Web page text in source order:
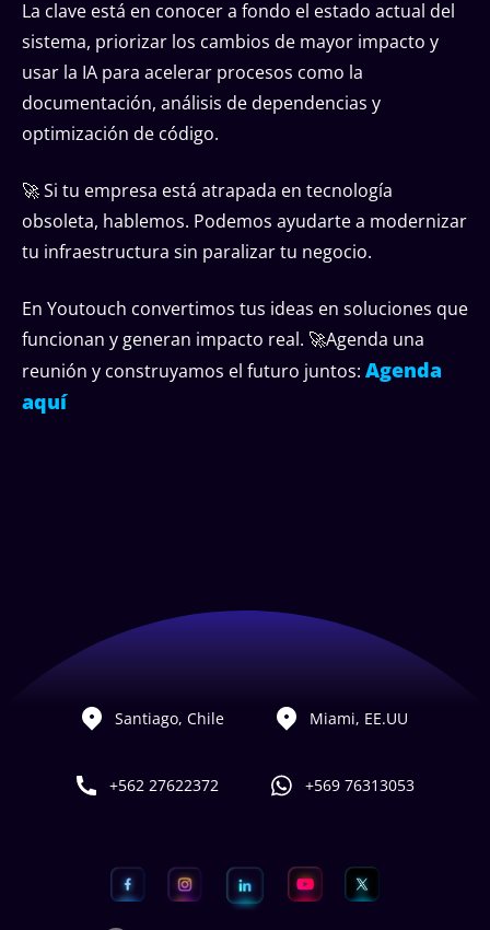
La clave está en conocer a fondo el estado actual del
sistema, priorizar los cambios de mayor impacto y
usar la IA para acelerar procesos como la
documentación, análisis de dependencias y
optimización de código.
🚀 Si tu empresa está atrapada en tecnología
obsoleta, hablemos. Podemos ayudarte a modernizar
tu infraestructura sin paralizar tu negocio.
En Youtouch convertimos tus ideas en soluciones que
funcionan y generan impacto real. 🚀Agenda una
reunión y construyamos el futuro juntos: Agenda
aquí
Santiago, Chile Miami, EE.UU
+562 27622372 +569 76313053